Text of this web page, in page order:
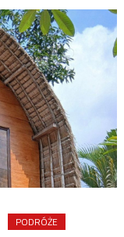
PODRÓŻE